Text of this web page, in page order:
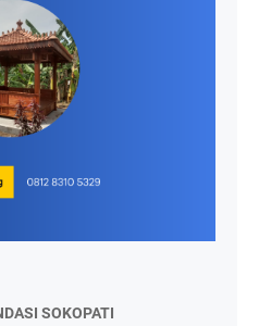
SOKOPATI